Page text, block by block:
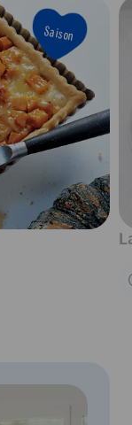
Saison